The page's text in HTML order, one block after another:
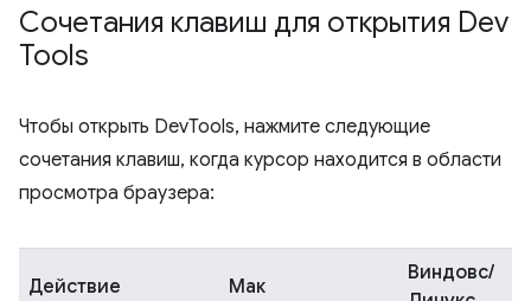
Сочетания клавиш для открытия Dev
Tools
Чтобы открыть DevTools, нажмите следующие
сочетания клавиш, когда курсор находится в области
просмотра браузера:
Действие Мак
Виндовс/